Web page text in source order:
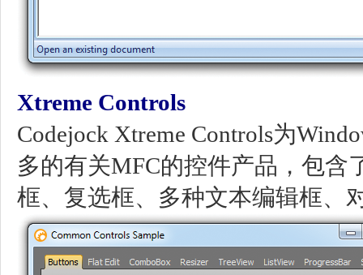
Xtreme Controls
Codejock Xtreme Controls为
多的有关MFC的控件产品，包含
框、复选框、多种文本编辑框、